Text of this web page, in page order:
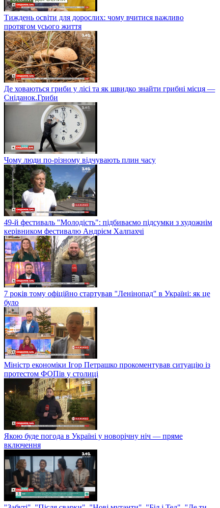
Тиждень освіти для дорослих: чому вчитися важливо
протягом усього життя
Де ховаються гриби у лісі та як швидко знайти грибні місця —
Сніданок.Гриби
Чому люди по-різному відчувають плин часу
49-й фестиваль "Молодість": підбиваємо підсумки з художнім
керівником фестивалю Андрієм Халпахчі
7 років тому офіційно стартував "Ленінопад" в Україні: як це
було
Міністр економіки Ігор Петрашко прокоментував ситуацію із
протестом ФОПів у столиці
Якою буде погода в Україні у новорічну ніч — пряме
включення